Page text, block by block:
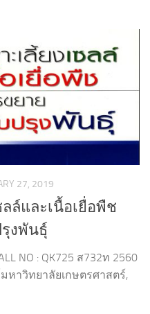
27, 2019
ล์และเนื้อเยื่อพืช
งพันธุ์
NO : QK725 ส732ท 2560
มหาวิทยาลัยเกษตรศาสตร์,